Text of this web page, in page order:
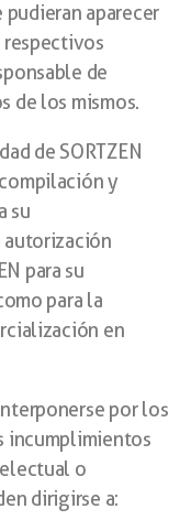
pudieran aparecer
respectivos
de
de los mismos.
de SORTZEN
y
su
autorización
para su
para la
en
por los
incumplimientos
o
dirigirse a: